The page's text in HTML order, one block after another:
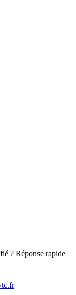
? Réponse rapide